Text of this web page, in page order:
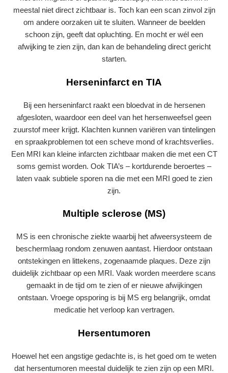
meestal niet direct zichtbaar is. Toch kan een scan zinvol zijn
om andere oorzaken uit te sluiten. Wanneer de beelden
schoon zijn, geeft dat opluchting. En mocht er wél een
afwijking te zien zijn, dan kan de behandeling direct gericht
starten.
Herseninfarct en TIA
Bij een herseninfarct raakt een bloedvat in de hersenen
afgesloten, waardoor een deel van het hersenweefsel geen
zuurstof meer krijgt. Klachten kunnen variëren van tintelingen
en spraakproblemen tot een scheve mond of krachtsverlies.
Een MRI kan kleine infarcten zichtbaar maken die met een CT
soms gemist worden. Ook TIA’s – kortdurende beroertes –
laten vaak subtiele sporen na die met een MRI goed te zien
zijn.
Multiple sclerose (MS)
MS is een chronische ziekte waarbij het afweersysteem de
beschermlaag rondom zenuwen aantast. Hierdoor ontstaan
ontstekingen en littekens, zogenaamde plaques. Deze zijn
duidelijk zichtbaar op een MRI. Vaak worden meerdere scans
gemaakt in de tijd om te zien of er nieuwe afwijkingen
ontstaan. Vroege opsporing is bij MS erg belangrijk, omdat
medicatie het verloop kan vertragen.
Hersentumoren
Hoewel het een angstige gedachte is, is het goed om te weten
dat hersentumoren meestal duidelijk te zien zijn op een MRI.